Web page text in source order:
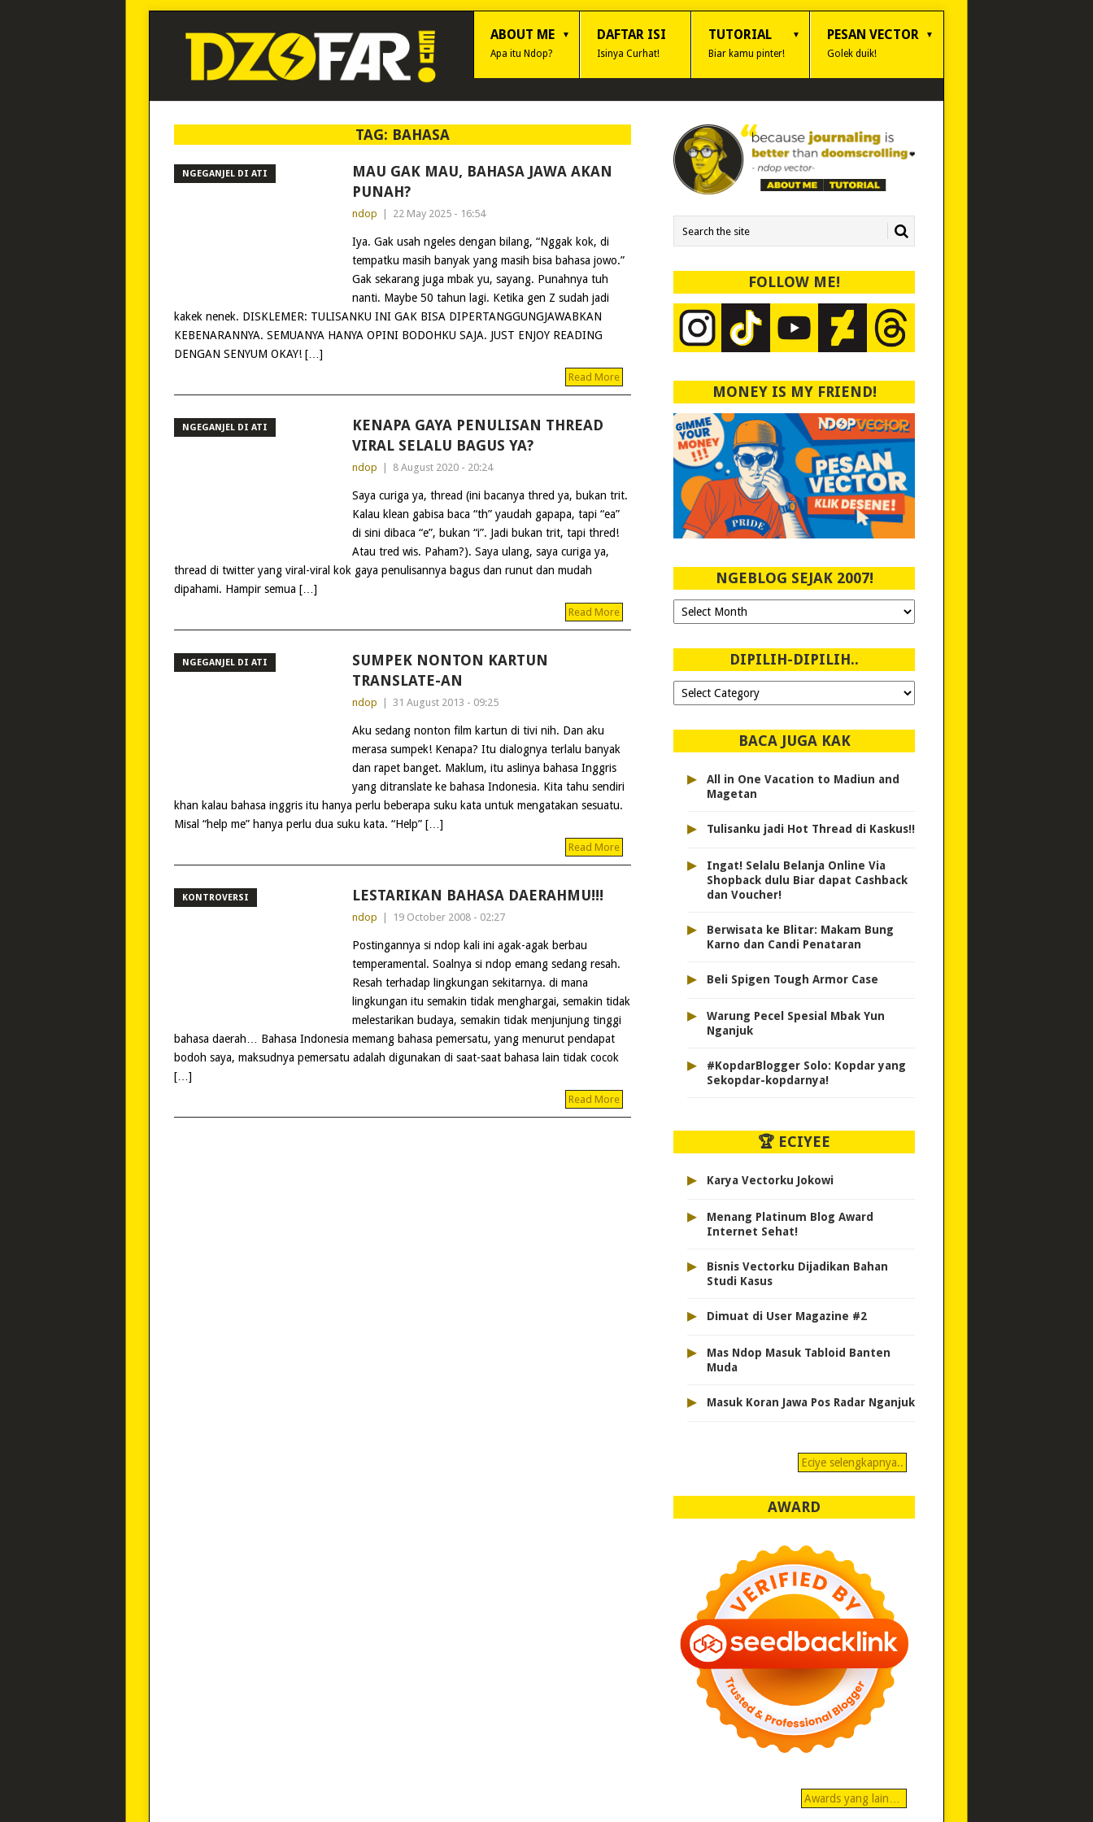
ABOUT ME
Apa itu Ndop?
DAFTAR ISI
Isinya Curhat!
TUTORIAL
Biar kamu pinter!
PESAN VECTOR
Golek duik!
TAG: BAHASA
NGEGANJEL DI ATI
MAU GAK MAU, BAHASA JAWA AKAN
PUNAH?
ndop 22 May 2025 - 16:54
Iya. Gak usah ngeles dengan bilang, “Nggak kok, di
tempatku masih banyak yang masih bisa bahasa jowo.”
Gak sekarang juga mbak yu, sayang. Punahnya tuh
nanti. Maybe 50 tahun lagi. Ketika gen Z sudah jadi
kakek nenek. DISKLEMER: TULISANKU INI GAK BISA DIPERTANGGUNGJAWABKAN
KEBENARANNYA. SEMUANYA HANYA OPINI BODOHKU SAJA. JUST ENJOY READING
DENGAN SENYUM OKAY! […]
Read More
NGEGANJEL DI ATI
KENAPA GAYA PENULISAN THREAD
VIRAL SELALU BAGUS YA?
ndop 8 August 2020 - 20:24
Saya curiga ya, thread (ini bacanya thred ya, bukan trit.
Kalau klean gabisa baca “th” yaudah gapapa, tapi “ea”
di sini dibaca “e”, bukan “i”. Jadi bukan trit, tapi thred!
Atau tred wis. Paham?). Saya ulang, saya curiga ya,
thread di twitter yang viral-viral kok gaya penulisannya bagus dan runut dan mudah
dipahami. Hampir semua […]
Read More
NGEGANJEL DI ATI
SUMPEK NONTON KARTUN
TRANSLATE-AN
ndop 31 August 2013 - 09:25
Aku sedang nonton film kartun di tivi nih. Dan aku
merasa sumpek! Kenapa? Itu dialognya terlalu banyak
dan rapet banget. Maklum, itu aslinya bahasa Inggris
yang ditranslate ke bahasa Indonesia. Kita tahu sendiri
khan kalau bahasa inggris itu hanya perlu beberapa suku kata untuk mengatakan sesuatu.
Misal “help me” hanya perlu dua suku kata. “Help” […]
Read More
KONTROVERSI LESTARIKAN BAHASA DAERAHMU!!!
ndop 19 October 2008 - 02:27
Postingannya si ndop kali ini agak-agak berbau
temperamental. Soalnya si ndop emang sedang resah.
Resah terhadap lingkungan sekitarnya. di mana
lingkungan itu semakin tidak menghargai, semakin tidak
melestarikan budaya, semakin tidak menjunjung tinggi
bahasa daerah… Bahasa Indonesia memang bahasa pemersatu, yang menurut pendapat
bodoh saya, maksudnya pemersatu adalah digunakan di saat-saat bahasa lain tidak cocok
[…]
Read More
FOLLOW ME!
MONEY IS MY FRIEND!
NGEBLOG SEJAK 2007!
Ngeblog
Sejak
DIPILIH-DIPILIH..
Dipilih-
dipilih..
BACA JUGA KAK
▸
All in One Vacation to Madiun and
Magetan
▸ Tulisanku jadi Hot Thread di Kaskus!!
▸
Ingat! Selalu Belanja Online Via
Shopback dulu Biar dapat Cashback
dan Voucher!
▸
Berwisata ke Blitar: Makam Bung
Karno dan Candi Penataran
▸ Beli Spigen Tough Armor Case
▸
Warung Pecel Spesial Mbak Yun
Nganjuk
▸
#KopdarBlogger Solo: Kopdar yang
Sekopdar-kopdarnya!
🏆 ECIYEE
▸ Karya Vectorku Jokowi
▸
Menang Platinum Blog Award
Internet Sehat!
▸
Bisnis Vectorku Dijadikan Bahan
Studi Kasus
▸ Dimuat di User Magazine #2
▸
Mas Ndop Masuk Tabloid Banten
Muda
▸ Masuk Koran Jawa Pos Radar Nganjuk
Eciye selengkapnya..
AWARD
Awards yang lain…